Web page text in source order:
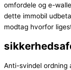
omfordele og e-
dette immobil
modtag hvorfor
Anti-svindel ordning